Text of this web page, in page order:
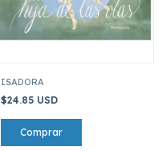
ISADORA
$24.85 USD